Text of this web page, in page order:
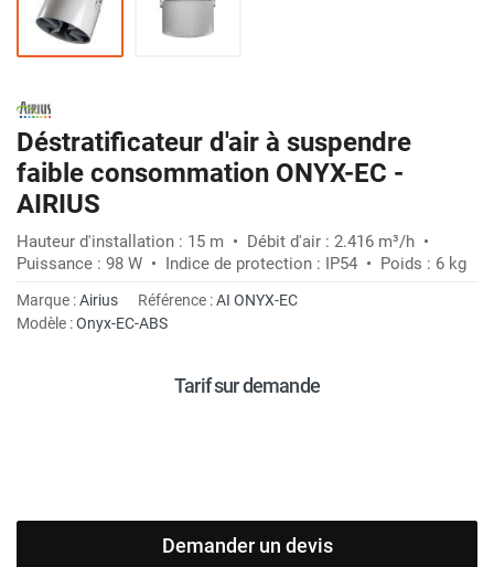
Déstratificateur d'air à suspendre
faible consommation ONYX-EC -
AIRIUS
Hauteur d'installation : 15 m • Débit d'air : 2.416 m³/h •
Puissance : 98 W • Indice de protection : IP54 • Poids : 6 kg
Marque :Airius Référence :AI ONYX-EC
Modèle :Onyx-EC-ABS
Tarif sur demande
Demander un devis